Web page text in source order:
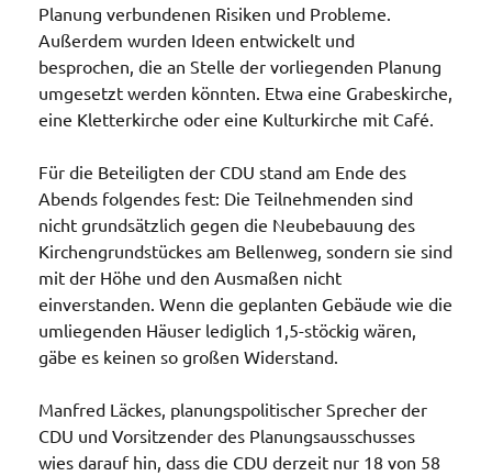
Planung verbundenen Risiken und Probleme.
Außerdem wurden Ideen entwickelt und
besprochen, die an Stelle der vorliegenden Planung
umgesetzt werden könnten. Etwa eine Grabeskirche,
eine Kletterkirche oder eine Kulturkirche mit Café.
Für die Beteiligten der CDU stand am Ende des
Abends folgendes fest: Die Teilnehmenden sind
nicht grundsätzlich gegen die Neubebauung des
Kirchengrundstückes am Bellenweg, sondern sie sind
mit der Höhe und den Ausmaßen nicht
einverstanden. Wenn die geplanten Gebäude wie die
umliegenden Häuser lediglich 1,5-stöckig wären,
gäbe es keinen so großen Widerstand.
Manfred Läckes, planungspolitischer Sprecher der
CDU und Vorsitzender des Planungsausschusses
wies darauf hin, dass die CDU derzeit nur 18 von 58